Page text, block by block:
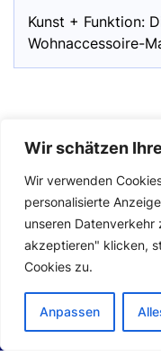
Wir schätzen
Wir verwenden
personalisierte
unseren Datenverkehr
akzeptieren" klicken,
Cookies zu.
Anpassen
Kunst + Funktion:
Wohnaccessoire-
Impressum|
Copyright © 2026
Theme: Mahalo By